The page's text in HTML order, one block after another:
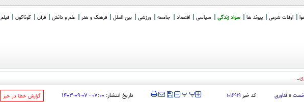
اوقات شرعی پیوند ها سواد زندگی سیاسی اقتصاد جامعه ورزشی بین الملل فرهنگ و هنر علم و دانش قرآن گوناگون فیلم
مرگبار مهاجرانِ مراک
» فناوری کد خبر ۱۰۱۶۹۱۹ ‍‍‍ پ پ تاریخ انتشار: ۰۷:۰۰ - ۰۷-۰۹-۱۴۰۳ ‌گزارش خطا در خبر